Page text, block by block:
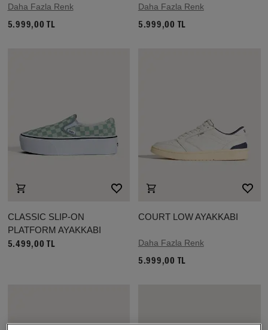
Daha Fazla Renk
5.999,00 TL
Daha Fazla Renk
5.999,00 TL
CLASSIC SLIP-ON
PLATFORM AYAKKABI
5.499,00 TL
COURT LOW AYAKKABI
Daha Fazla Renk
5.999,00 TL